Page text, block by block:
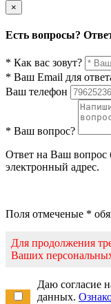
×
Есть вопросы?
* Как вас зовут?
* Ваш Email для
Ваш телефон
* Ваш вопрос?
Ответ на Ваш вопрос
электронный адрес.
Поля отмеченые *
Для продолжения
Ваших
Даю согласие
данных.